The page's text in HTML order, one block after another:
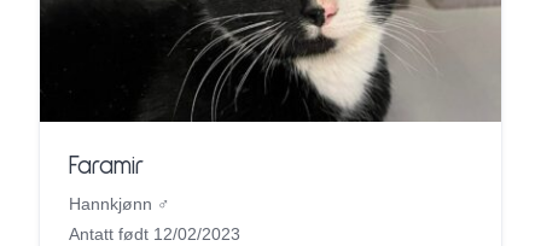
Faramir
Hannkjønn ♂
Antatt født 12/02/2023